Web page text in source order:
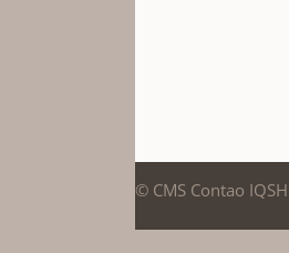
© CMS Contao